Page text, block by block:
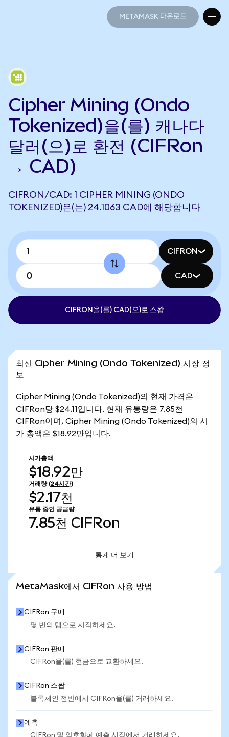
METAMASK 다운로드
Cipher Mining (Ondo
Tokenized)을(를) 캐나다
달러(으)로 환전 (CIFRon
→ CAD)
CIFRON/CAD: 1 CIPHER MINING (ONDO
TOKENIZED)은(는) 24.1063 CAD에 해당합니다
CIFRON
CAD
CIFRON을(를) CAD(으)로 스왑
최신 Cipher Mining (Ondo Tokenized) 시장 정
보
Cipher Mining (Ondo Tokenized)의 현재 가격은
CIFRon당 $24.11입니다. 현재 유통량은 7.85천
CIFRon이며, Cipher Mining (Ondo Tokenized)의 시
가 총액은 $18.92만입니다.
시가총액
$18.92만
거래량 (24시간)
$2.17천
유통 중인 공급량
7.85천 CIFRon
통계 더 보기
MetaMask에서 CIFRon 사용 방법
CIFRon 구매
몇 번의 탭으로 시작하세요.
CIFRon 판매
CIFRon을(를) 현금으로 교환하세요.
CIFRon 스왑
블록체인 전반에서 CIFRon을(를) 거래하세요.
예측
CIFRon 및 암호화폐 예측 시장에서 거래하세요.